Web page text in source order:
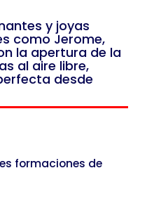
y joyas
como Jerome,
la apertura de la
al aire libre,
desde
formaciones de